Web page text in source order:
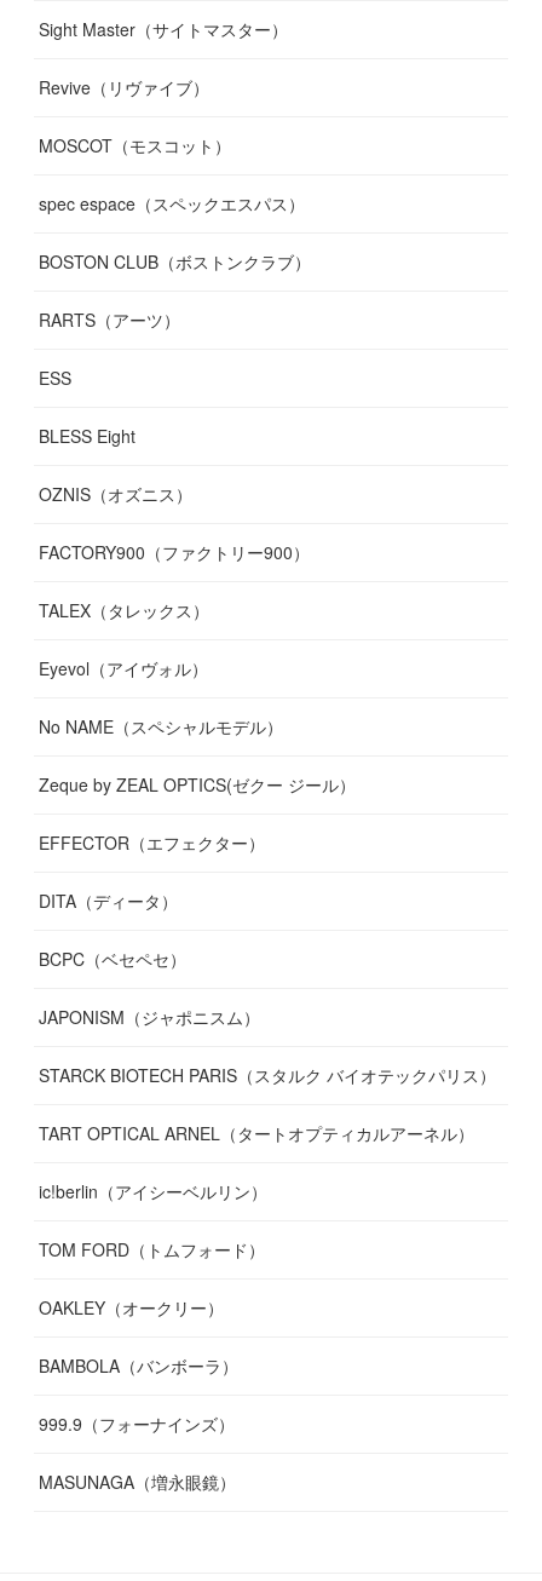
Sight Master（サイトマスター）
Revive（リヴァイブ）
MOSCOT（モスコット）
spec espace（スペックエスパス）
BOSTON CLUB（ボストンクラブ）
RARTS（アーツ）
ESS
BLESS Eight
OZNIS（オズニス）
FACTORY900（ファクトリー900）
TALEX（タレックス）
Eyevol（アイヴォル）
No NAME（スペシャルモデル）
Zeque by ZEAL OPTICS(ゼクー ジール）
EFFECTOR（エフェクター）
DITA（ディータ）
BCPC（ベセペセ）
JAPONISM（ジャポニスム）
STARCK BIOTECH PARIS（スタルク バイオテックパリス）
TART OPTICAL ARNEL（タートオプティカルアーネル）
ic!berlin（アイシーベルリン）
TOM FORD（トムフォード）
OAKLEY（オークリー）
BAMBOLA（バンボーラ）
999.9（フォーナインズ）
MASUNAGA（増永眼鏡）